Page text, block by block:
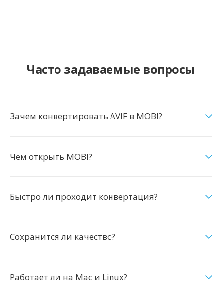
Часто задаваемые вопросы
Зачем конвертировать AVIF в MOBI?
Чем открыть MOBI?
Быстро ли проходит конвертация?
Сохранится ли качество?
Работает ли на Mac и Linux?